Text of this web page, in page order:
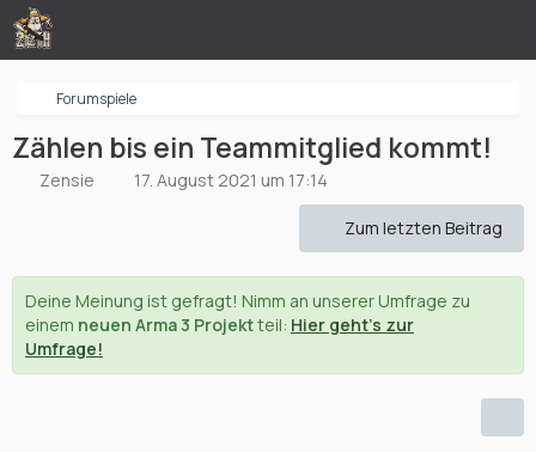
Forumspiele
Zählen bis ein Teammitglied kommt!
Zensie 17. August 2021 um 17:14
Zum letzten Beitrag
Deine Meinung ist gefragt! Nimm an unserer Umfrage zu
einem neuen Arma 3 Projektteil: Hier geht's zur
Umfrage!